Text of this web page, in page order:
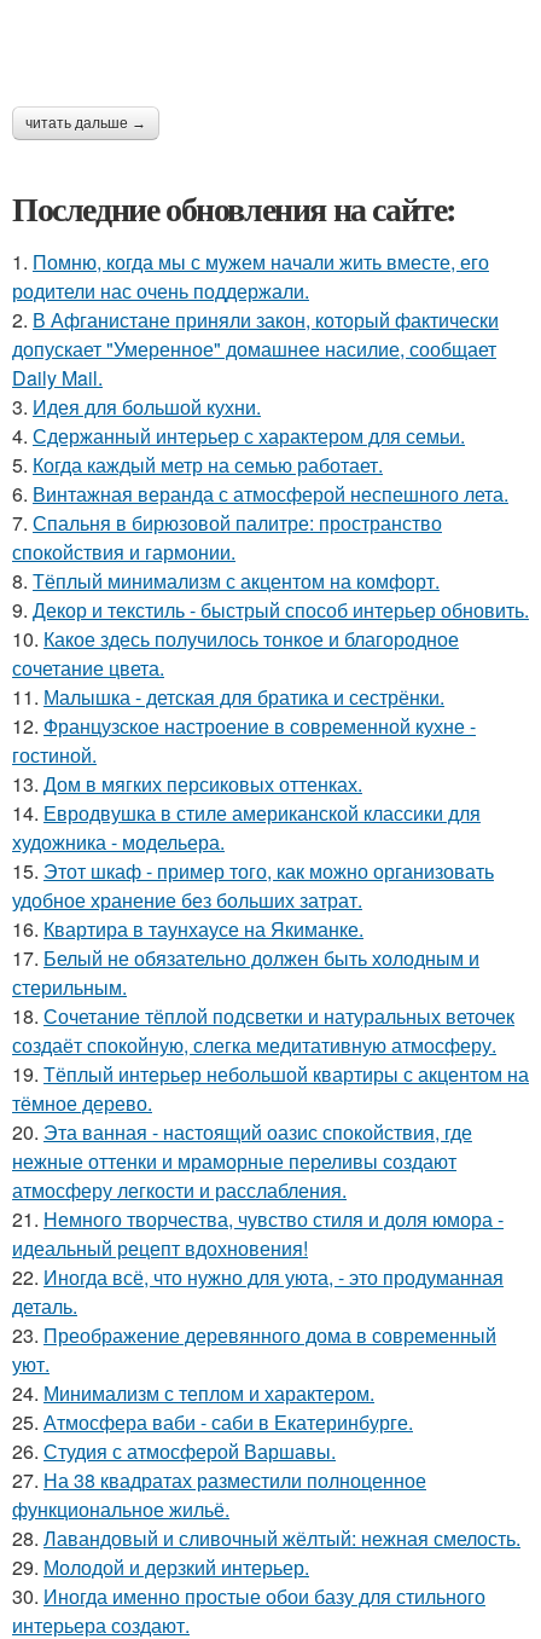
читать дальше →
Последние обновления на сайте:
1. Помню, когда мы с мужем начали жить вместе, его
родители нас очень поддержали.
2. В Афганистане приняли закон, который фактически
допускает "Умеренное" домашнее насилие, сообщает
Daily Mail.
3. Идея для большой кухни.
4. Сдержанный интерьер с характером для семьи.
5. Когда каждый метр на семью работает.
6. Винтажная веранда с атмосферой неспешного лета.
7. Спальня в бирюзовой палитре: пространство
спокойствия и гармонии.
8. Тёплый минимализм с акцентом на комфорт.
9. Декор и текстиль - быстрый способ интерьер обновить.
10. Какое здесь получилось тонкое и благородное
сочетание цвета.
11. Малышка - детская для братика и сестрёнки.
12. Французское настроение в современной кухне -
гостиной.
13. Дом в мягких персиковых оттенках.
14. Евродвушка в стиле американской классики для
художника - модельера.
15. Этот шкаф - пример того, как можно организовать
удобное хранение без больших затрат.
16. Квартира в таунхаусе на Якиманке.
17. Белый не обязательно должен быть холодным и
стерильным.
18. Сочетание тёплой подсветки и натуральных веточек
создаёт спокойную, слегка медитативную атмосферу.
19. Тёплый интерьер небольшой квартиры с акцентом на
тёмное дерево.
20. Эта ванная - настоящий оазис спокойствия, где
нежные оттенки и мраморные переливы создают
атмосферу легкости и расслабления.
21. Немного творчества, чувство стиля и доля юмора -
идеальный рецепт вдохновения!
22. Иногда всё, что нужно для уюта, - это продуманная
деталь.
23. Преображение деревянного дома в современный
уют.
24. Минимализм с теплом и характером.
25. Атмосфера ваби - саби в Екатеринбурге.
26. Студия с атмосферой Варшавы.
27. На 38 квадратах разместили полноценное
функциональное жильё.
28. Лавандовый и сливочный жёлтый: нежная смелость.
29. Молодой и дерзкий интерьер.
30. Иногда именно простые обои базу для стильного
интерьера создают.